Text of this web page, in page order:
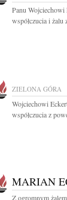
Panu
współczucia i żalu
ZIELONA GÓRA
Wojciechowi
współczucia z
MARIAN
Z ogromnym